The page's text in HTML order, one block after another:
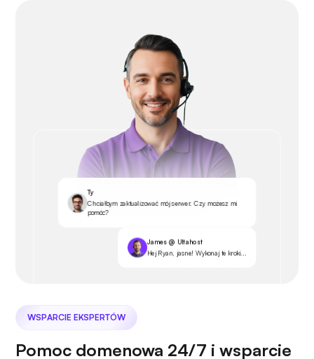
Ty
Chciałbym zaktualizować mój serwer. Czy możesz mi
pomóc?
James @ Ultahost
Hej Ryan, jasne! Wykonaj te kroki...
WSPARCIE EKSPERTÓW
Pomoc domenowa 24/7 i wsparcie